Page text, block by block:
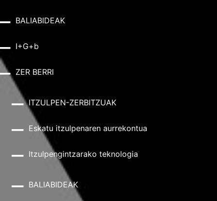
BALIABIDEAK
I+G+b
ZER BERRI
ITZULPEN-ZERBITZUAK
Eskatu itzulpenaren aurrekontua
Itzulpengintzarako teknologia
BALIABIDEAK